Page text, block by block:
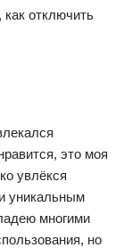
как отключить
это моя
увлёкся
уникальным
многими
но